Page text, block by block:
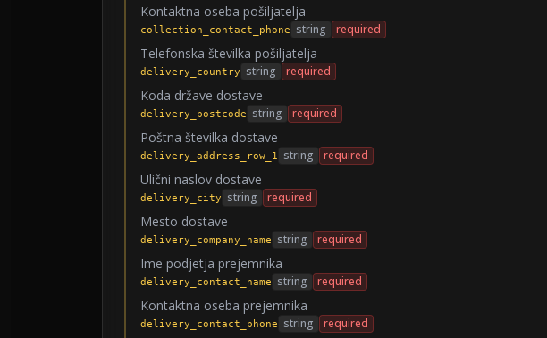
Kontaktna oseba pošiljatelja
collection_contact_phone string required
Telefonska številka pošiljatelja
delivery_country string required
Koda države dostave
delivery_postcode string required
Poštna številka dostave
delivery_address_row_1 string required
Ulični naslov dostave
delivery_city string required
Mesto dostave
delivery_company_name string required
Ime podjetja prejemnika
delivery_contact_name string required
Kontaktna oseba prejemnika
delivery_contact_phone string required